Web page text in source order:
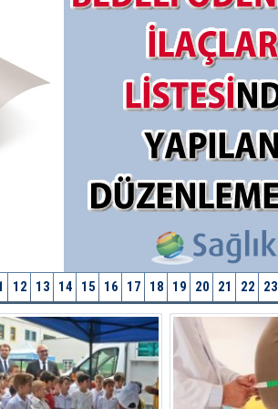
12 13 14 15 16 17 18 19 20 21 22 23